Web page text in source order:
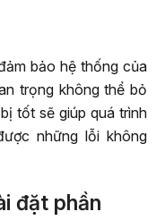
bảo hệ thống của
trọng không thể bỏ
tốt sẽ giúp quá trình
những lỗi không
đặt phần